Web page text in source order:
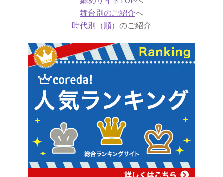
や屈折を説明】
B・D・ジョゼフソン
【量子力学的効果をデバイスで具現化】
C・A・ドップラー
【ドップラー効果を定式化したオーストリア
人】
舞台別のご紹介へ
時代別（順） のご紹介